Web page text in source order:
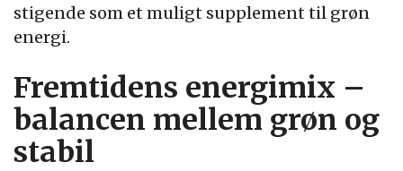
stigende som et muligt supplement til grøn
energi.
Fremtidens energimix –
balancen mellem grøn og
stabil